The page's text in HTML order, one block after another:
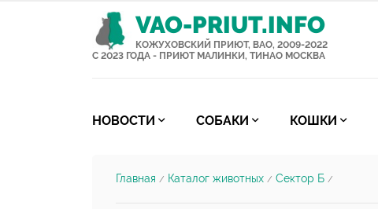
VAO-PRIUT.INFO
КОЖУХОВСКИЙ ПРИЮТ, ВАО, 2009-2022
С 2023 ГОДА - ПРИЮТ МАЛИНКИ, ТИНАО МОСКВА
НОВОСТИ СОБАКИ КОШКИ
Главная / Каталог животных / Сектор Б /